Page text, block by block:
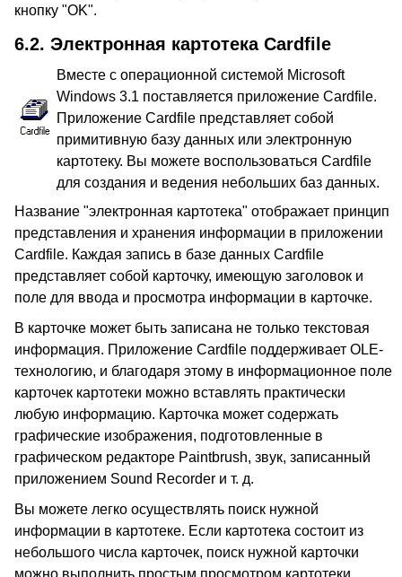
кнопку "OK".
6.2. Электронная картотека Cardfile
Вместе с операционной системой Microsoft
Windows 3.1 поставляется приложение Cardfile.
Приложение Cardfile представляет собой
примитивную базу данных или электронную
картотеку. Вы можете воспользоваться Cardfile
для создания и ведения небольших баз данных.
Название "электронная картотека" отображает принцип
представления и хранения информации в приложении
Cardfile. Каждая запись в базе данных Cardfile
представляет собой карточку, имеющую заголовок и
поле для ввода и просмотра информации в карточке.
В карточке может быть записана не только текстовая
информация. Приложение Cardfile поддерживает OLE-
технологию, и благодаря этому в информационное поле
карточек картотеки можно вставлять практически
любую информацию. Карточка может содержать
графические изображения, подготовленные в
графическом редакторе Paintbrush, звук, записанный
приложением Sound Recorder и т. д.
Вы можете легко осуществлять поиск нужной
информации в картотеке. Если картотека состоит из
небольшого числа карточек, поиск нужной карточки
можно выполнить простым просмотром картотеки.